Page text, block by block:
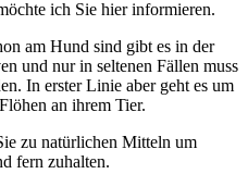
ich Sie hier informieren.
am Hund sind gibt es in der
und nur in seltenen Fällen muss
In erster Linie aber geht es um
an ihrem Tier.
zu natürlichen Mitteln um
fern zuhalten.